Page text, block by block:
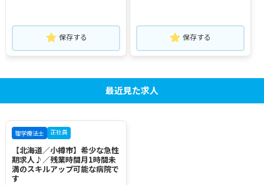
保存する 保存する
最近見た求人
理学療法士 正社員
【北海道／小樽市】希少な急性
期求人♪／残業時間月1時間未
満のスキルアップ可能な病院で
す